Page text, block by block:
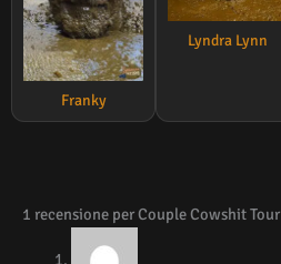
Franky
Lyndra Lynn
1 recensione perCouple Cowshit Tour